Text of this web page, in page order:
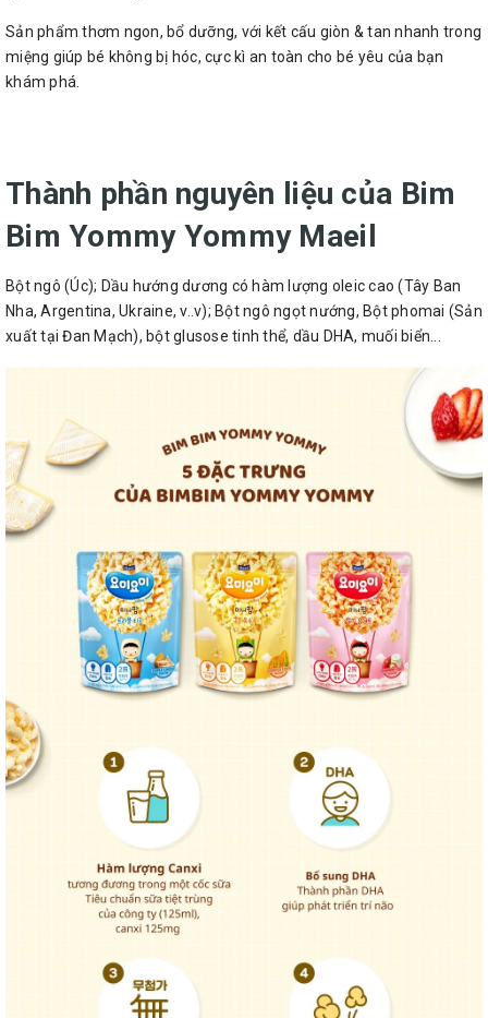
Sản phẩm thơm ngon, bổ dưỡng, với kết cấu giòn & tan nhanh trong
miệng giúp bé không bị hóc, cực kì an toàn cho bé yêu của bạn
khám phá.
Thành phần nguyên liệu của Bim
Bim Yommy Yommy Maeil
Bột ngô (Úc); Dầu hướng dương có hàm lượng oleic cao (Tây Ban
Nha, Argentina, Ukraine, v..v); Bột ngô ngọt nướng, Bột phomai (Sản
xuất tại Đan Mạch), bột glusose tinh thể, dầu DHA, muối biển...